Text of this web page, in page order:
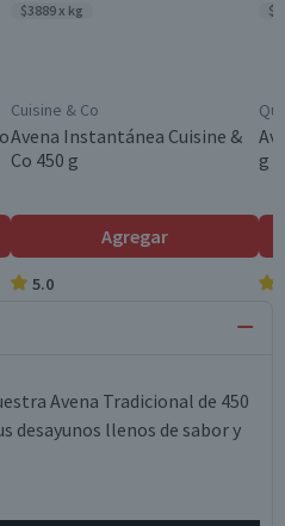
$3889 x kg
Cuisine & Co
Avena Instantánea Cuisine &
Co 450 g
Agregar
5.0
g
Avena Tradicional de 450
desayunos llenos de sabor y